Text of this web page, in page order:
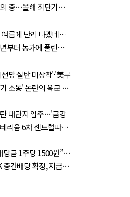
중…올해 최단기간
여름에 난리 나겠네…
부터 농가에 풀린다는
방 실탄 미장착'·'美무
소동' 논란의 육군 1
대단지 입주…'금강
리움 6차 센트럴파크'
당금 1주당 1500원”…
중간배당 확정, 지급일